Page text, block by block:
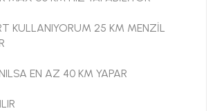
KULLANIYORUM 25 KM MENZİL
EN AZ 40 KM YAPAR